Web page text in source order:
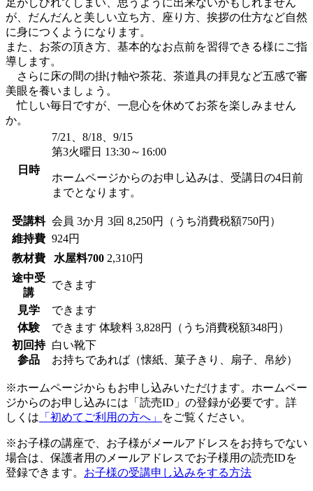
が、だんだんと美しい立ち方、座り方、挨拶の仕方など自然
に身につくようになります。
また、お茶の頂き方、基本的なお点前を習得できる様にご指
導します。
さらに床の間の掛け軸や茶花、茶道具の拝見など五感で審
美眼を養いましょう。
忙しい毎日ですが、一息心を休めてお茶を楽しみません
か。
日時
7/21、8/18、9/15
第3火曜日 13:30～16:00
ホームページからのお申し込みは、受講日の4日前
までとなります。
受講料 会員 3か月 3回 8,250円（うち消費税額750円）
維持費 924円
教材費
水屋料700 2,310円
途中受
講
できます
見学
できます
体験
できます 体験料 3,828円（うち消費税額348円）
初回持
参品
白い靴下
お持ちであれば（懐紙、菓子きり、扇子、帛紗）
※ホームページからもお申し込みいただけます。ホームペー
ジからのお申し込みには「読売ID」の登録が必要です。詳
しくは 「初めてご利用の方へ」 をご覧ください。
※お子様の講座で、お子様がメールアドレスをお持ちでない
場合は、保護者用のメールアドレスでお子様用の読売IDを
登録できます。 お子様の受講申し込みをする方法